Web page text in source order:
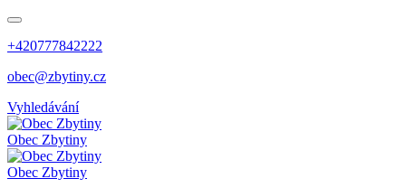
+420777842222
obec@zbytiny.cz
Vyhledávání
Obec Zbytiny
Obec Zbytiny